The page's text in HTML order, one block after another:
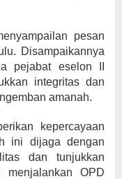
pesan
Disampaikannya
pejabat eselon II
integritas dan
amanah.
kepercayaan
ini dijaga dengan
dan tunjukkan
menjalankan OPD